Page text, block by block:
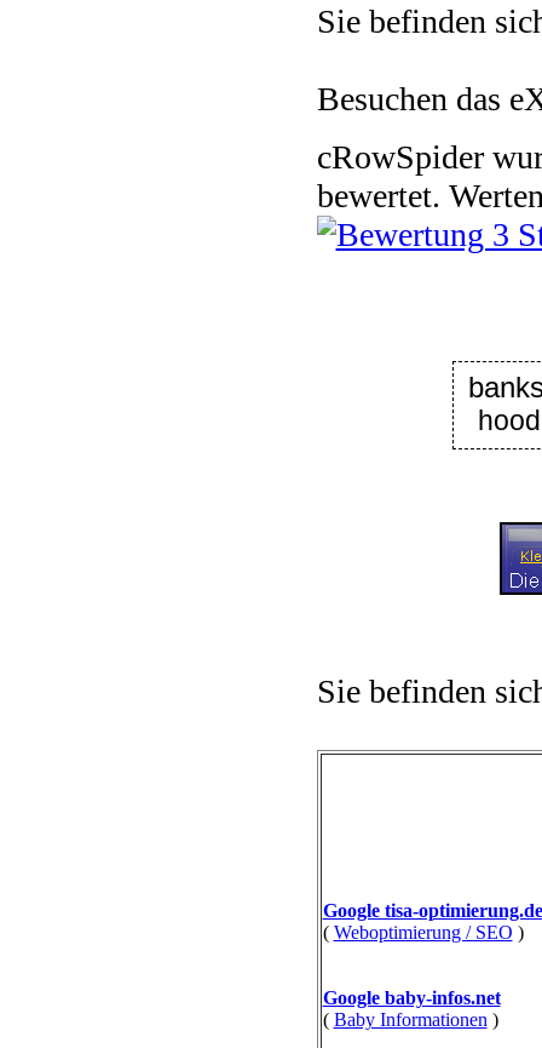
Sie befinden
Besuchen das
cRowSpider
bewertet.
Sie befinden
Google tisa-optimierung.de
( Weboptimierung / SEO )
Google baby-infos.net
( Baby Informationen )